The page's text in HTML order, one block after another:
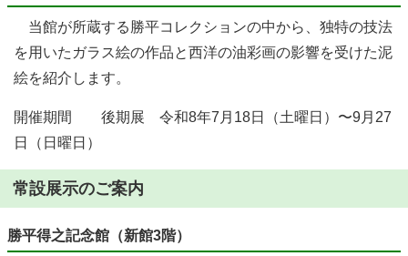
当館が所蔵する勝平コレクションの中から、独特の技法
を用いたガラス絵の作品と西洋の油彩画の影響を受けた泥
絵を紹介します。
開催期間 後期展 令和8年7月18日（土曜日）〜9月27
日（日曜日）
常設展示のご案内
勝平得之記念館（新館3階）